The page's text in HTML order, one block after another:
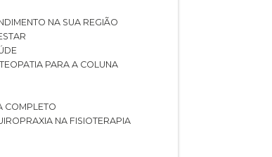
NA SUA REGIÃO
PARA A COLUNA
COMPLETO
NA FISIOTERAPIA